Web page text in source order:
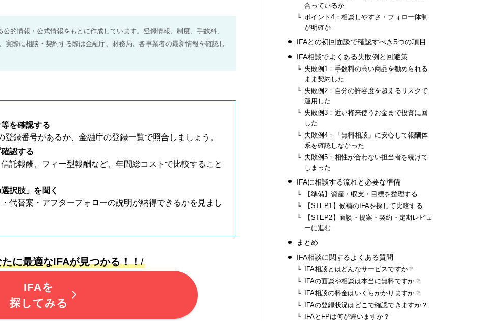
的情報・公式情報をもとに作成しています。登録情報、制度、手数料、
実際に相談・契約する際は金融庁、財務局、各事業者の最新情報を確認し
を確認する
登録番号があるか、金融庁の登録一覧で照合しましょう。
認する
託報酬、フィー型報酬など、年間総コストで比較すること
択肢」を聞く
代替案・アフターフォローの説明が納得できるかを見まし
に最適なIFAが見つかる！！/
IFAを
探してみる
合っているか
ポイント4：相談しやすさ・フォロー体制
が明確か
IFAとの初回面談で確認すべき5つの項目
IFA相談でよくある失敗例と回避策
失敗例1：手数料の高い商品を勧められる
まま契約した
失敗例2：自分の許容度を超えるリスクで
運用した
失敗例3：近い将来使うお金まで投資に回
した
失敗例4：「無料相談」に安心して報酬体
系を確認しなかった
失敗例5：相性が合わない担当者を続けて
しまった
IFAに相談する流れと必要な準備
【準備】資産・収支・目標を整理する
【STEP1】候補のIFAを探して比較する
【STEP2】面談・提案・契約・定期レビュ
ーに進む
まとめ
IFA相談に関するよくある質問
IFA相談とはどんなサービスですか？
IFAの面談や相談は本当に無料ですか？
IFA相談の料金はいくらかかりますか？
IFAの登録状況はどこで確認できますか？
IFAとFPは何が違いますか？